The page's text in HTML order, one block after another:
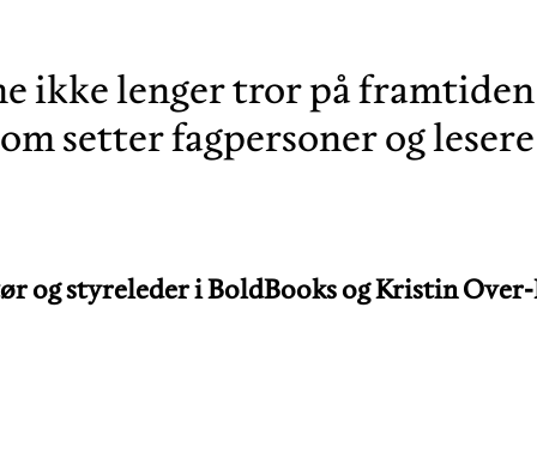
ikke lenger tror på
setter fagpersoner og
og styreleder i BoldBooks og Kristin